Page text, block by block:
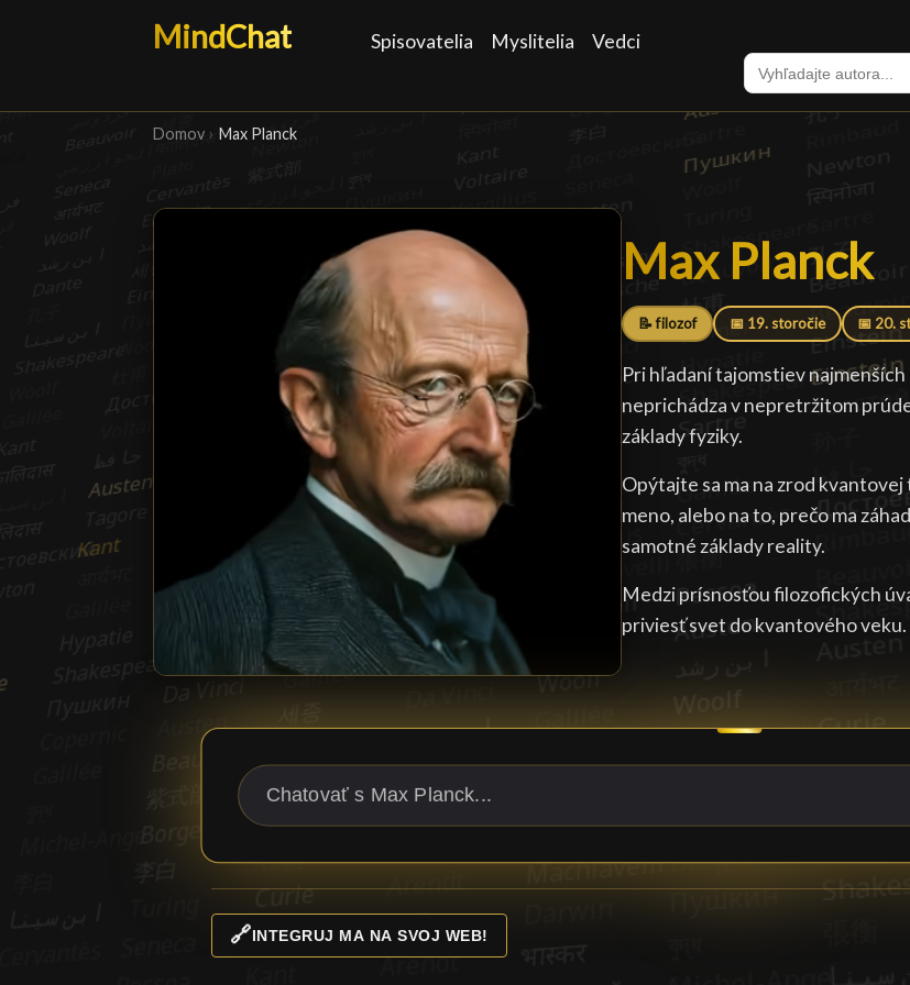
MindChat Spisovatelia Myslitelia Vedci
Domov › Max Planck
Max Planck
Max Planck█
📝 filozof 📅 19. storočie 📅 20.
Pri hľadaní tajomstiev
neprichádza v nepretržitom
základy fyziky.
Opýtajte sa ma na zrod
meno, alebo na to, prečo ma
samotné základy reality.
Medzi prísnosťou filozofických
priviesť svet do kvantového veku.
🔗INTEGRUJ MA NA SVOJ WEB!